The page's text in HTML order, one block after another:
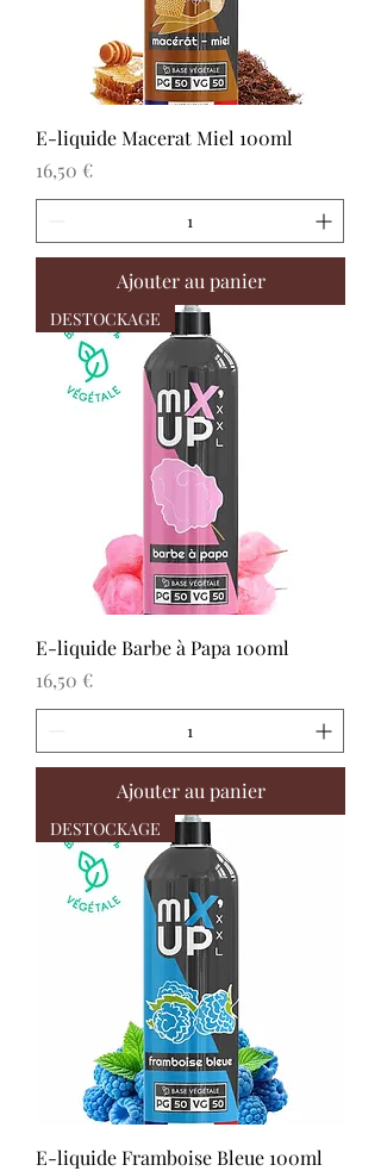
E-liquide Macerat Miel 100ml
Prix
16,50 €
Ajouter au panier
DESTOCKAGE
E-liquide Barbe à Papa 100ml
Prix
16,50 €
Ajouter au panier
DESTOCKAGE
E-liquide Framboise Bleue 100ml